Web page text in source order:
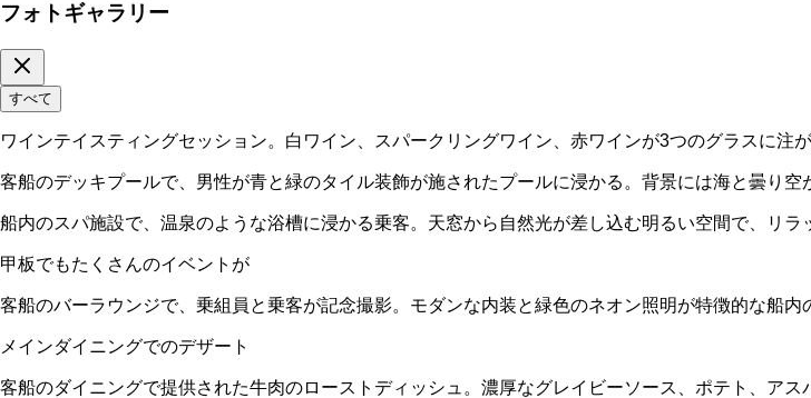
フォトギャラリー
すべて
ワインテイスティングセッション。白ワイン、スパークリングワイン、赤ワインが3つのグラスに注
客船のデッキプールで、男性が青と緑のタイル装飾が施されたプールに浸かる。背景には海と曇り空
船内のスパ施設で、温泉のような浴槽に浸かる乗客。天窓から自然光が差し込む明るい空間で、リラ
甲板でもたくさんのイベントが
客船のバーラウンジで、乗組員と乗客が記念撮影。モダンな内装と緑色のネオン照明が特徴的な船内
メインダイニングでのデザート
客船のダイニングで提供された牛肉のローストディッシュ。濃厚なグレイビーソース、ポテト、アス